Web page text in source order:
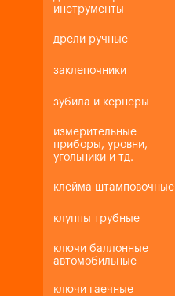
инструменты
дрели ручные
заклепочники
зубила и кернеры
измерительные
приборы, уровни,
угольники и тд.
клейма штамповочные
клуппы трубные
ключи баллонные
автомобильные
ключи гаечные